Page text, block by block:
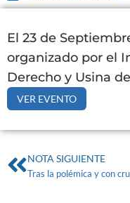
El 23 de
organizado por el
Derecho y Usina
VER EVENTO
NOTA SIGUIENTE